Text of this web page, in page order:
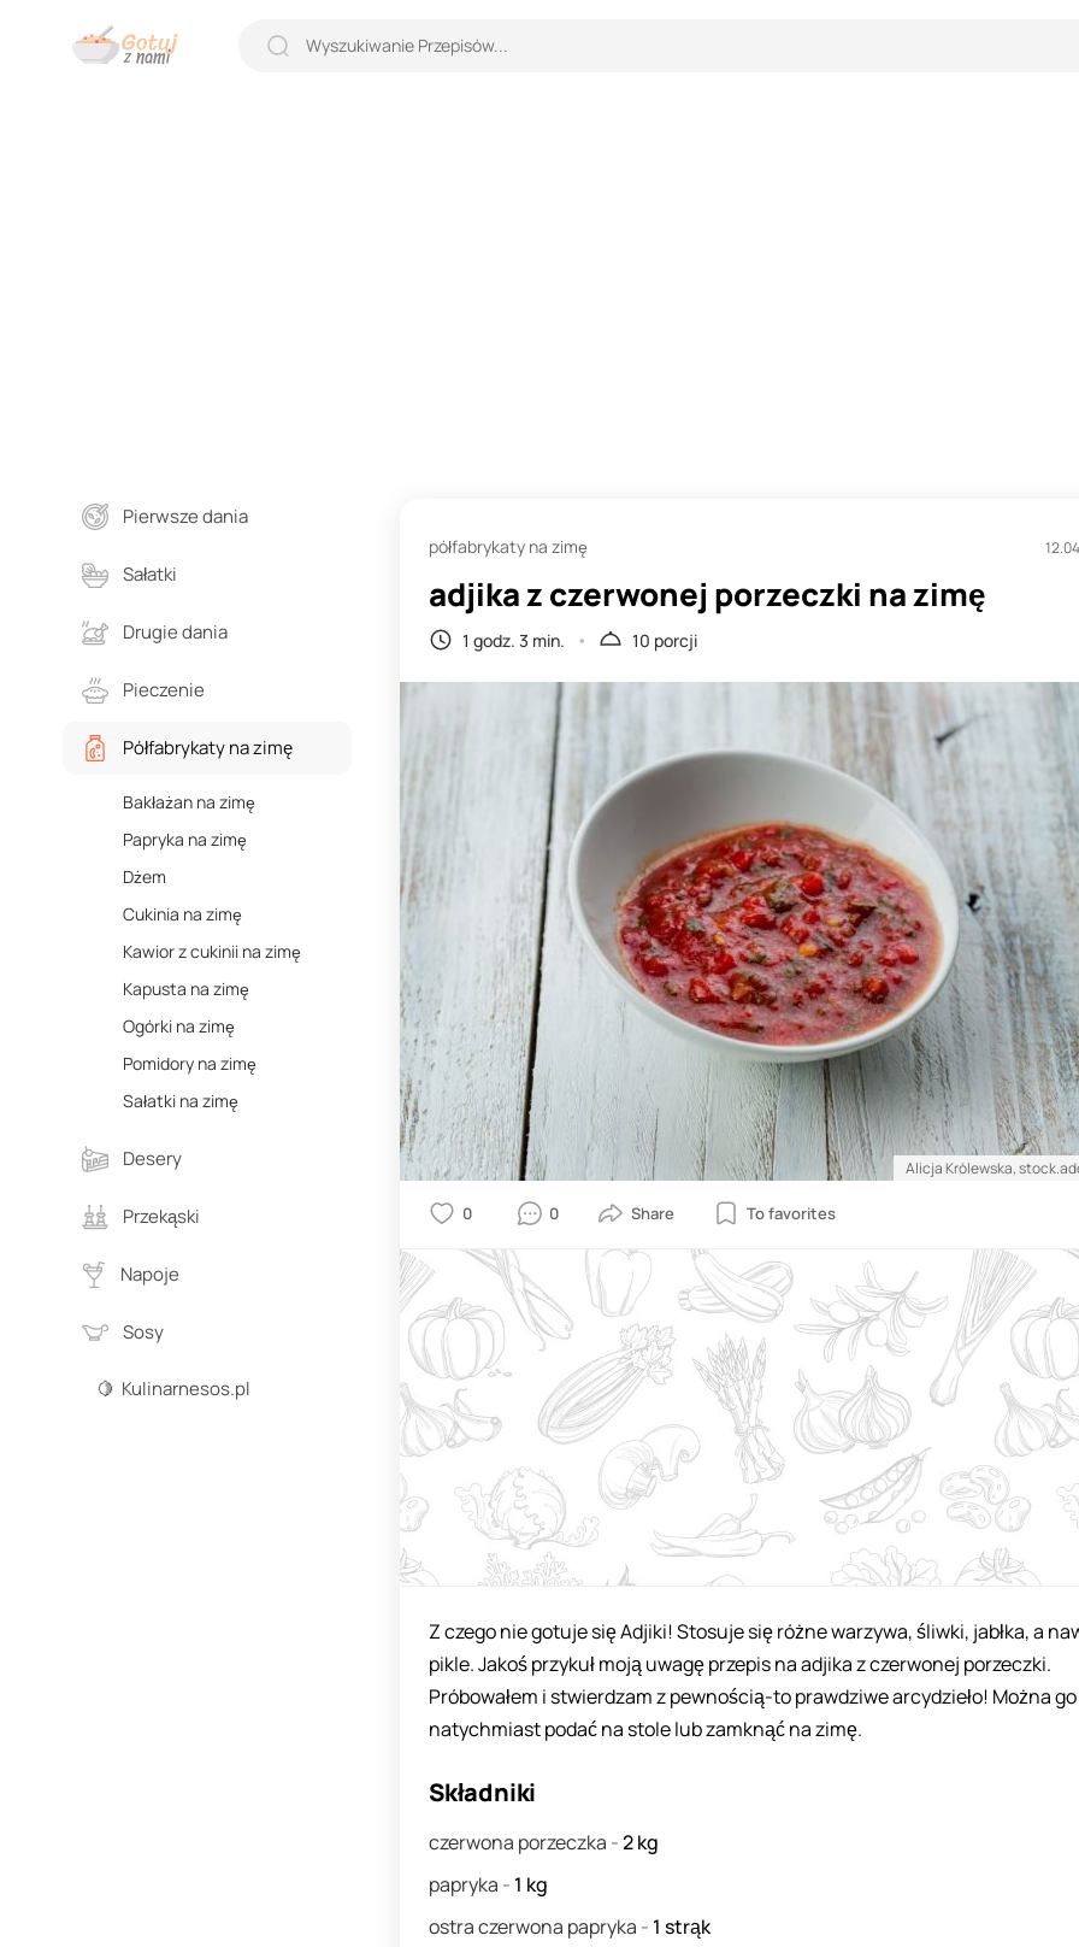
Pierwsze dania
Sałatki
Drugie dania
Pieczenie
Półfabrykaty na zimę
Bakłażan na zimę
Papryka na zimę
Dżem
Cukinia na zimę
Kawior z cukinii na zimę
Kapusta na zimę
Ogórki na zimę
Pomidory na zimę
Sałatki na zimę
Desery
Przekąski
Napoje
Sosy
🍋 Kulinarnesos.pl
półfabrykaty na zimę
adjika z czerwonej porzeczki na zimę
1 godz. 3 min. 10 porcji
Alicja Królewska,
0 0
Z czego nie gotuje się Adjiki! Stosuje się różne warzywa, śliwki, jabłka, a
pikle. Jakoś przykuł moją uwagę przepis na adjika z czerwonej porzeczki.
Próbowałem i stwierdzam z pewnością-to prawdziwe arcydzieło! Można go
natychmiast podać na stole lub zamknąć na zimę.
Składniki
czerwona porzeczka -2kg
papryka - 1 kg
ostra czerwona papryka - 1 strąk